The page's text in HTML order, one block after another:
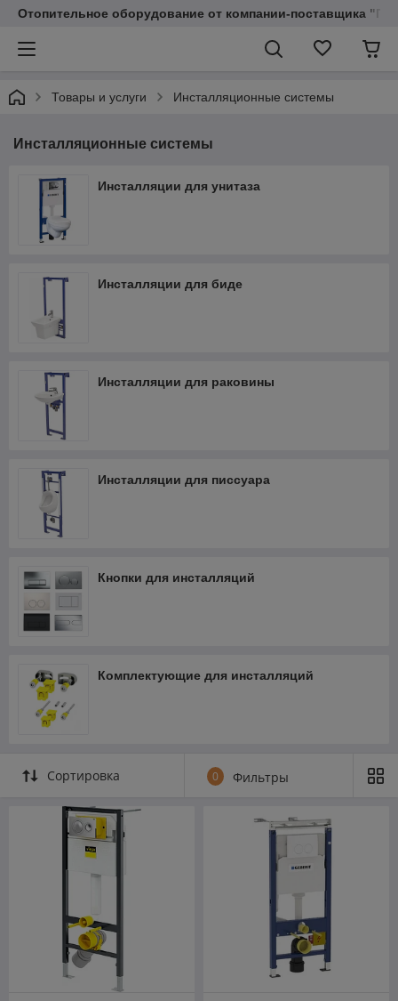
Отопительное оборудование от компании-поставщика
Товары и услуги Инсталляционные системы
Инсталляционные системы
Инсталляции для унитаза
Инсталляции для биде
Инсталляции для раковины
Инсталляции для писсуара
Кнопки для инсталляций
Комплектующие для инсталляций
Сортировка 0 Фильтры